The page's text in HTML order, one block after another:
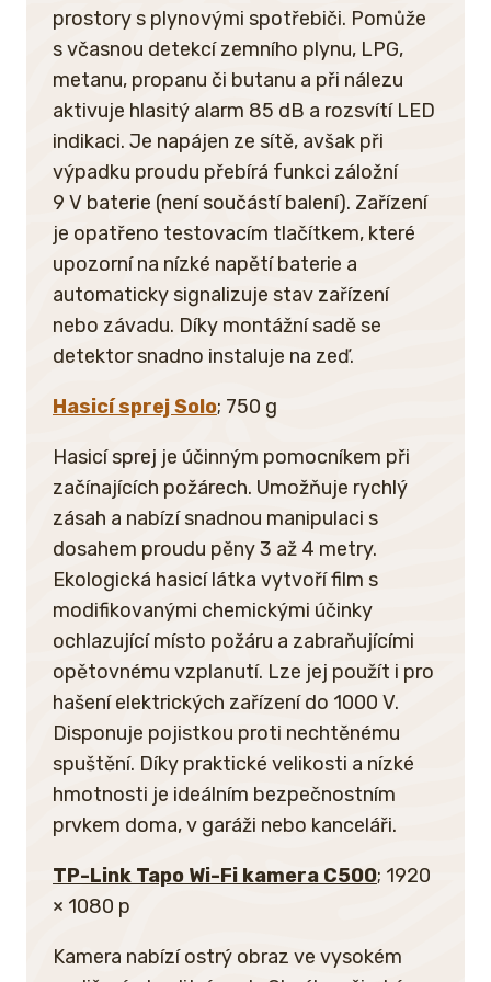
prostory s plynovými spotřebiči. Pomůže
s včasnou detekcí zemního plynu, LPG,
metanu, propanu či butanu a při nálezu
aktivuje hlasitý alarm 85 dB a rozsvítí LED
indikaci. Je napájen ze sítě, avšak při
výpadku proudu přebírá funkci záložní
9 V baterie (není součástí balení). Zařízení
je opatřeno testovacím tlačítkem, které
upozorní na nízké napětí baterie a
automaticky signalizuje stav zařízení
nebo závadu. Díky montážní sadě se
detektor snadno instaluje na zeď.
Hasicí sprej Solo; 750 g
Hasicí sprej je účinným pomocníkem při
začínajících požárech. Umožňuje rychlý
zásah a nabízí snadnou manipulaci s
dosahem proudu pěny 3 až 4 metry.
Ekologická hasicí látka vytvoří film s
modifikovanými chemickými účinky
ochlazující místo požáru a zabraňujícími
opětovnému vzplanutí. Lze jej použít i pro
hašení elektrických zařízení do 1000 V.
Disponuje pojistkou proti nechtěnému
spuštění. Díky praktické velikosti a nízké
hmotnosti je ideálním bezpečnostním
prvkem doma, v garáži nebo kanceláři.
TP-Link Tapo Wi-Fi kamera C500; 1920
× 1080 p
Kamera nabízí ostrý obraz ve vysokém